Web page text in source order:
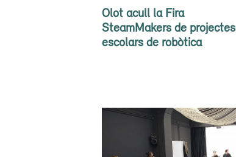
Olot acull la Fira
SteamMakers de projectes
escolars de robòtica